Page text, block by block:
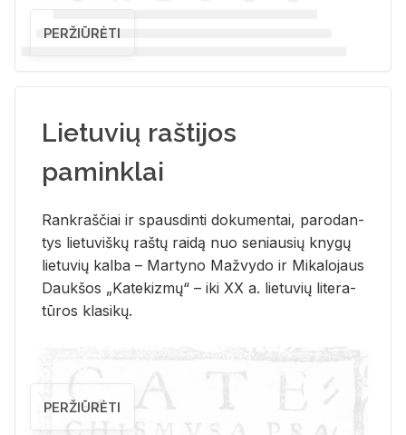
PERŽIŪRĖTI
Lietuvių raštijos
paminklai
Rank­raš­čiai ir spaus­din­ti do­ku­men­tai, pa­ro­dan­
tys lie­tu­viš­kų raš­tų rai­dą nuo se­niau­sių kny­gų
lie­tu­vių kal­ba – Mar­ty­no Ma­žvy­do ir Mi­ka­lo­jaus
Dauk­šos „Ka­te­kiz­mų“ – iki XX a. lie­tu­vių li­te­ra­
tū­ros kla­si­kų.
PERŽIŪRĖTI